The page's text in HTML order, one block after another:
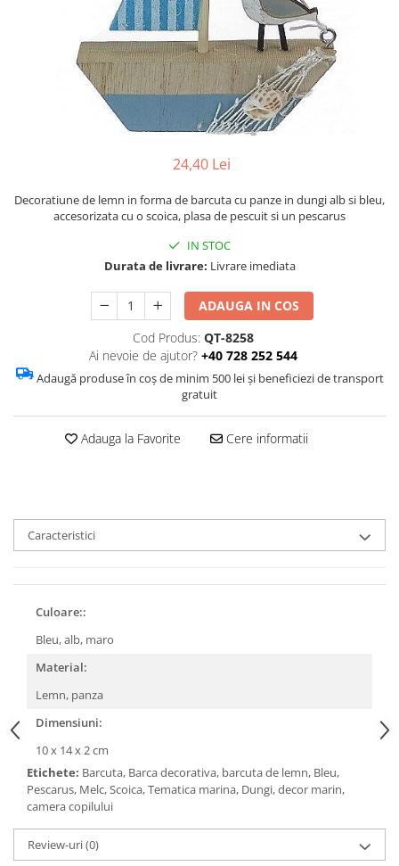
Barci, vapoare, ambarcatiuni
Decoratiuni care se agata
24,40 Lei
Decoratiune de lemn in forma de barcuta cu panze in dungi alb si bleu,
accesorizata cu o scoica, plasa de pescuit si un pescarus
IN STOC
Durata de livrare: Livrare imediata
ADAUGA IN COS
Cod Produs: QT-8258
Ai nevoie de ajutor? +40 728 252 544
Adaugă produse în coș de minim 500 lei și beneficiezi de transport
gratuit
Adauga la Favorite Cere informatii
Caracteristici
Culoare::
Bleu, alb, maro
Material:
Lemn, panza
Dimensiuni:
10 x 14 x 2 cm
Etichete: Barcuta, Barca decorativa, barcuta de lemn, Bleu,
Pescarus, Melc, Scoica, Tematica marina, Dungi, decor marin,
camera copilului
Review-uri(0)